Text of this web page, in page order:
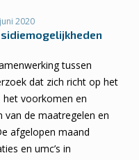
2020
tussen
dat zich richt op het
het voorkomen en
van de maatregelen en
afgelopen maand
en umc’s in